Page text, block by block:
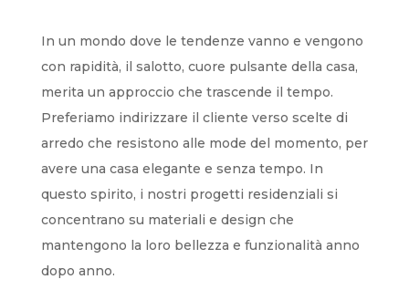
In un mondo dove le tendenze vanno e vengono
con rapidità, il salotto, cuore pulsante della casa,
merita un approccio che trascende il tempo.
Preferiamo indirizzare il cliente verso scelte di
arredo che resistono alle mode del momento, per
avere una casa elegante e senza tempo. In
questo spirito, i nostri progetti residenziali si
concentrano su materiali e design che
mantengono la loro bellezza e funzionalità anno
dopo anno.